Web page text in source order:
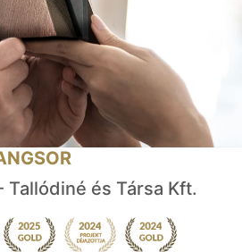
Tallódiné és Társa Kft.